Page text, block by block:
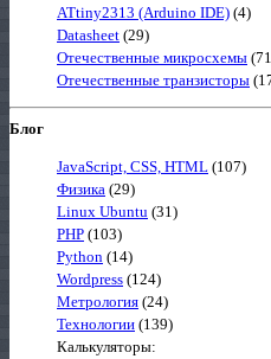
ATtiny2313 (Arduino IDE) (4)
Datasheet (29)
Отечественные микросхемы
Отечественные транзисторы
Блог
JavaScript, CSS, HTML (107)
Физика (29)
Linux Ubuntu (31)
PHP (103)
Python (14)
Wordpress (124)
Метрология (24)
Технологии (139)
Калькуляторы: